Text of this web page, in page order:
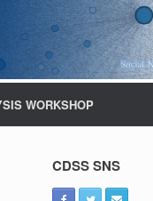
WORKSHOP
CDSS SNS